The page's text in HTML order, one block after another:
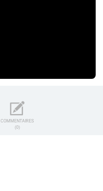
COMMENTAIRES
(0)